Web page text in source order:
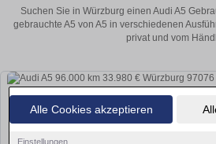
Alle Cookies akzeptieren
Einstellungen
Suchen Sie in Würzburg einen Audi A5
gebrauchte A5 von A5 in verschiedenen
privat und vom